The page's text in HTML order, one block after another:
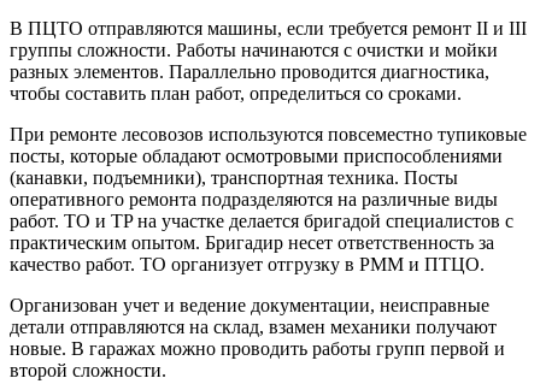
В ПЦТО отправляются машины, если требуется ремонт II и III
группы сложности. Работы начинаются с очистки и мойки
разных элементов. Параллельно проводится диагностика,
чтобы составить план работ, определиться со сроками.
При ремонте лесовозов используются повсеместно тупиковые
посты, которые обладают осмотровыми приспособлениями
(канавки, подъемники), транспортная техника. Посты
оперативного ремонта подразделяются на различные виды
работ. ТО и TP на участке делается бригадой специалистов с
практическим опытом. Бригадир несет ответственность за
качество работ. ТО организует отгрузку в РММ и ПТЦО.
Организован учет и ведение документации, неисправные
детали отправляются на склад, взамен механики получают
новые. В гаражах можно проводить работы групп первой и
второй сложности.